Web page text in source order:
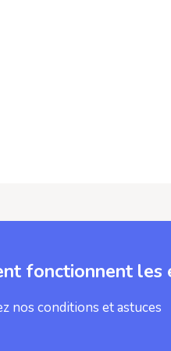
fonctionnent les
nos conditions et astuces